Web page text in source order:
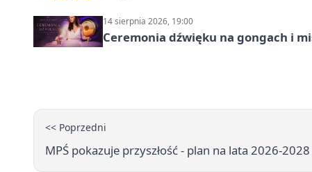
14 sierpnia 2026, 19:00
Ceremonia dźwięku na gongach i
<< Poprzedni
MPŚ pokazuje przyszłość - plan na lata 2026-